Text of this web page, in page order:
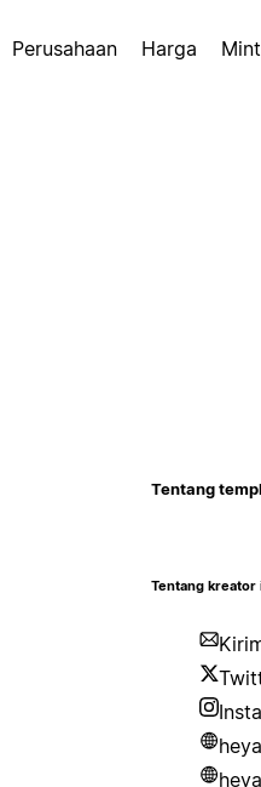
Perusahaan Harga
Tentang
Tentang kreator